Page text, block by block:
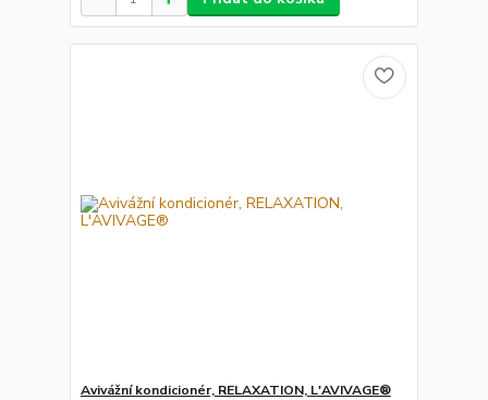
Avivážní kondicionér, RELAXATION, L'AVIVAGE®